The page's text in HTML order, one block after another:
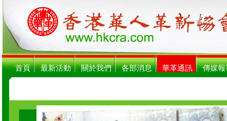
首頁 最新活動 關於我們 各部消息 華革通訊 傳媒報